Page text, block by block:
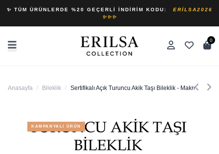
✨ TÜM ÜRÜNLERDE %20 GEÇERLI İNDIRIM KODU:
ERILSA2026
✨✨✨
0
Anasayfa / Bileklik / Sertifikalı Açık Turuncu Akik Taşı Bileklik - Makrome
KAMPANYALI ÜRÜN